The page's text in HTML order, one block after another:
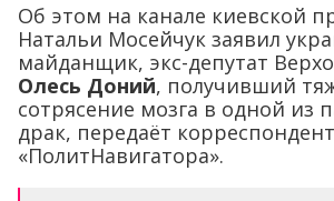
Об этом на канале киевской
Натальи Мосейчук заявил
майданщик, экс-депутат
Олесь Доний, получивший
сотрясение мозга в одной из
драк, передаёт корреспондент
«ПолитНавигатора».